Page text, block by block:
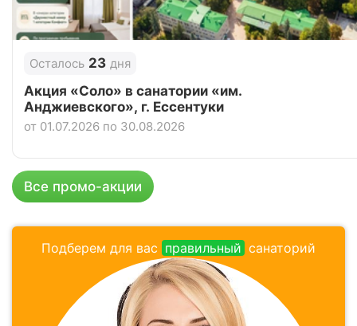
Отзывы 5 отзывов
Санаторий «Горный», Горячий Ключ
Рейтинг 4.8
Отель «Arkhyz Royal Resort & SPA», Архыз
Рейтинг 4.0
3 отзывов
Осталось 23 дня
Акция «Соло» в санатории «им.
Анджиевского», г. Ессентуки
от 01.07.2026 по 30.08.2026
Все промо-акции
Подберем для вас правильный санаторий